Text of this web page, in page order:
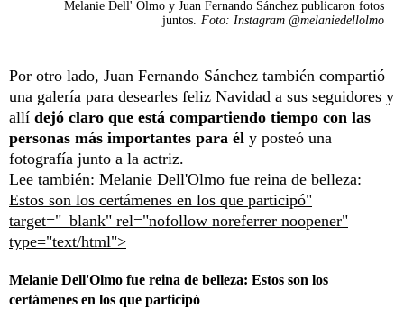
Melanie Dell' Olmo y Juan Fernando Sánchez publicaron fotos
juntos. Foto: Instagram @melaniedellolmo
Por otro lado, Juan Fernando Sánchez también compartió
una galería para desearles feliz Navidad a sus seguidores y
allí dejó claro que está compartiendo tiempo con las
personas más importantes para él y posteó una
fotografía junto a la actriz.
Lee también: Melanie Dell'Olmo fue reina de belleza:
Estos son los certámenes en los que participó"
target="_blank" rel="nofollow noreferrer noopener"
type="text/html">
Melanie Dell'Olmo fue reina de belleza: Estos son los
certámenes en los que participó